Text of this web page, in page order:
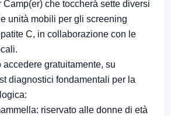
Camp(er) che toccherà sette diversi
unità mobili per gli screening
C, in collaborazione con le
accedere gratuitamente, su
diagnostici fondamentali per la
riservato alle donne di età